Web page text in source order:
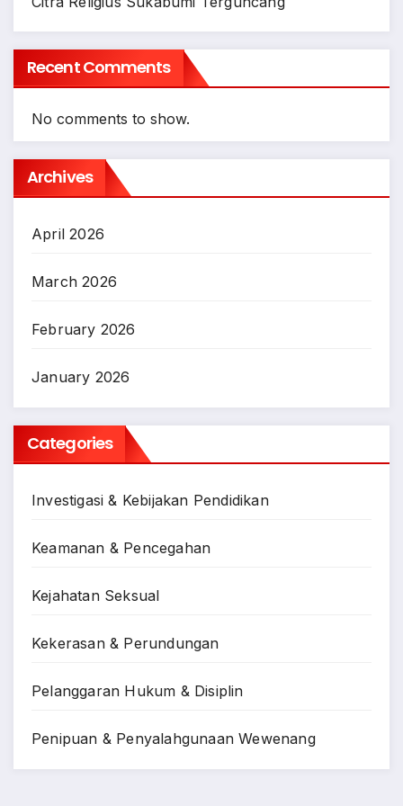
Recent Comments
No comments to show.
Archives
April 2026
March 2026
February 2026
January 2026
Categories
Investigasi & Kebijakan Pendidikan
Keamanan & Pencegahan
Kejahatan Seksual
Kekerasan & Perundungan
Pelanggaran Hukum & Disiplin
Penipuan & Penyalahgunaan Wewenang